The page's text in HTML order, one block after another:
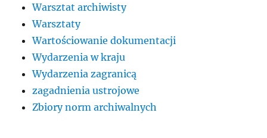
Warsztat archiwisty
Warsztaty
Wartościowanie dokumentacji
Wydarzenia w kraju
Wydarzenia zagranicą
zagadnienia ustrojowe
Zbiory norm archiwalnych